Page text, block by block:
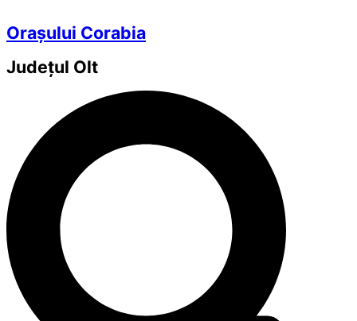
Orașului Corabia
Județul Olt